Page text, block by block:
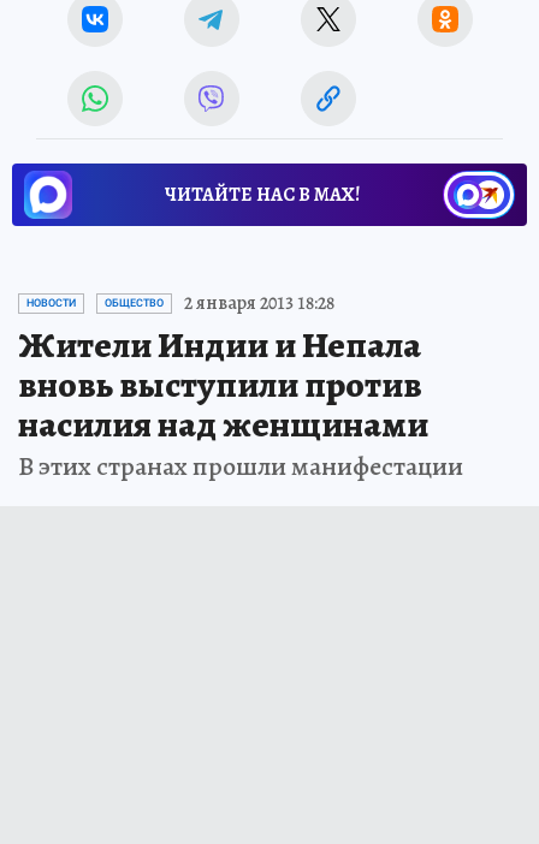
ЧИТАЙТЕ НАС В МАХ!
НОВОСТИ ОБЩЕСТВО 2 января 2013 18:28
Жители Индии и Непала
вновь выступили против
насилия над женщинами
В этих странах прошли манифестации